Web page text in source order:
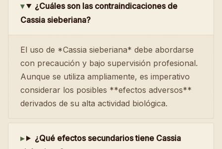
¿Cuáles son las contraindicaciones de
Cassia sieberiana?
El uso de *Cassia sieberiana* debe abordarse
con precaución y bajo supervisión profesional.
Aunque se utiliza ampliamente, es imperativo
considerar los posibles **efectos adversos**
derivados de su alta actividad biológica.
¿Qué efectos secundarios tiene Cassia